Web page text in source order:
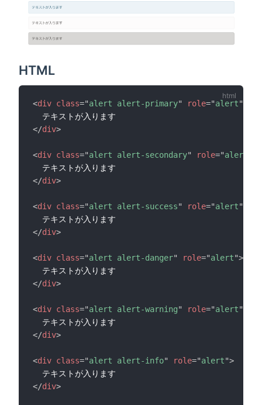
HTML
<div class="alert alert-primary" role="alert"
</div>
<div class="alert alert-secondary" role="alert
</div>
<div class="alert alert-success" role="alert"
</div>
<div class="alert alert-danger" role="alert">
</div>
<div class="alert alert-warning" role="alert"
</div>
<div class="alert alert-info" role="alert">
</div>